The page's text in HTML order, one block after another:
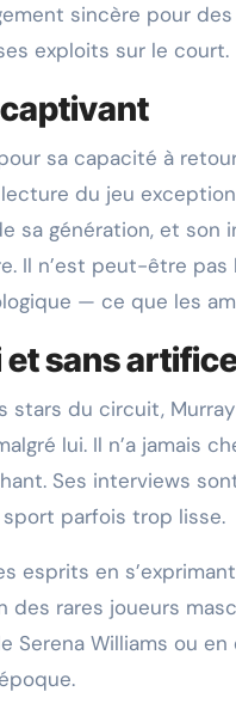
sincère pour
exploits sur le court.
sa capacité à
du jeu
sa génération, et
Il n’est peut-être
— ce que les
et sans
stars du circuit,
lui. Il n’a jamais
Ses interviews
parfois trop lisse.
esprits en
des rares joueurs
Serena Williams ou